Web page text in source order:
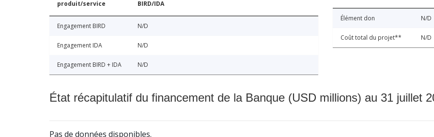
produit/service BIRD/IDA
Engagement BIRD N/D
Engagement IDA N/D
Engagement BIRD + IDA N/D
Élément don N/D
Coût total du projet** N/D
État récapitulatif du financement de la Banque (USD millions) au 31 juillet
Pas de données disponibles.